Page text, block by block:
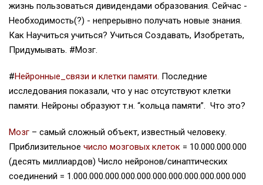
жизнь пользоваться дивидендами образования. Сейчас -
Необходимость(?) - непрерывно получать новые знания.
Как Научиться учиться? Учиться Создавать, Изобретать,
Придумывать. #Мозг.
#Нейронные_связи и клетки памяти. Последние
исследования показали, что у нас отсутствуют клетки
памяти. Нейроны образуют т.н. “кольца памяти”. Что это?
Мозг – самый сложный объект, известный человеку.
Приблизительное число мозговых клеток = 10.000.000.000
(десять миллиардов) Число нейронов/синаптических
соединений = 1.000.000.000.000.000.000.000.000.000.000.000